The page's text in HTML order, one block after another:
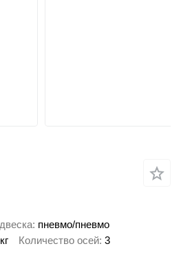
пневмо/пневмо
Количество осей 3